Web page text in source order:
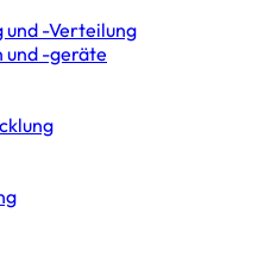
und -Verteilung
und -geräte